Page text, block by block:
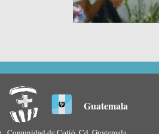
Guatemala